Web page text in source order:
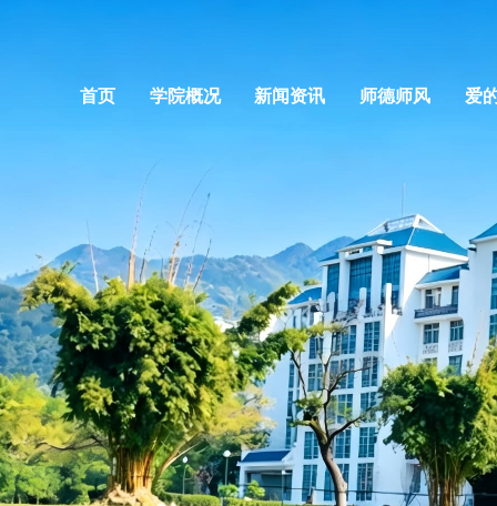
首页 学院概况 新闻资讯 师德师风 爱